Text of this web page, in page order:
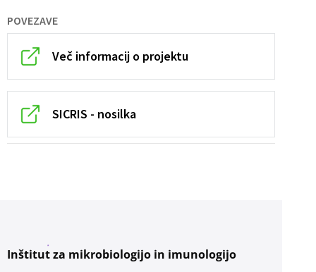
POVEZAVE
Več informacij o projektu
SICRIS - nosilka
Inštitut za mikrobiologijo in imunologijo